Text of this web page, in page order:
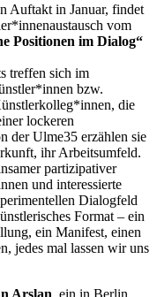
Auftakt in Januar, findet
vom
Positionen im Dialog“
treffen sich im
bzw.
die
lockeren
der Ulme35 erzählen sie
ihr Arbeitsumfeld.
partizipativer
und interessierte
Dialogfeld
Format – ein
ein Manifest, einen
jedes mal lassen wir uns
Arslan, ein in Berlin